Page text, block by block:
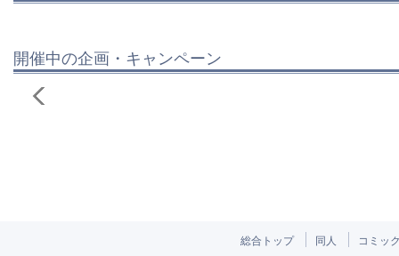
開催中の企画・キャンペーン
総合トップ 同人 コミッ